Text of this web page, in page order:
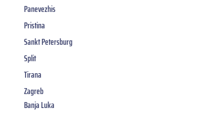
Panevezhis
Pristina
Sankt Petersburg
Split
Tirana
Zagreb
Banja Luka